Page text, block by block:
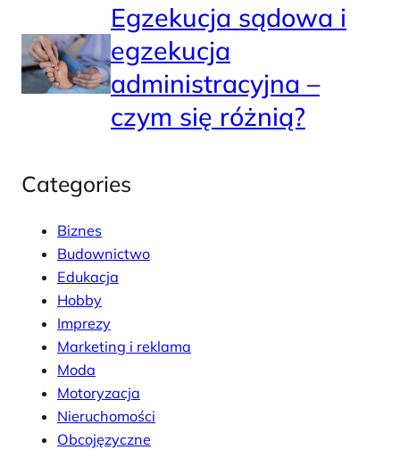
Egzekucja sądowa i
egzekucja
administracyjna –
czym się różnią?
Categories
Biznes
Budownictwo
Edukacja
Hobby
Imprezy
Marketing i reklama
Moda
Motoryzacja
Nieruchomości
Obcojęzyczne